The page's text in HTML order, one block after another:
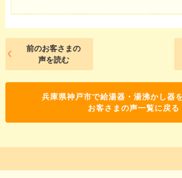
前のお客さまの
声を読む
兵庫県神戸市で給湯器・湯沸かし器
お客さまの声一覧に戻る